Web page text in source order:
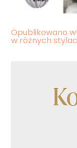
Opublikowano w
w różnych